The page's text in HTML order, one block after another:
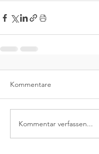
Kommentare
Kommentar verfassen...